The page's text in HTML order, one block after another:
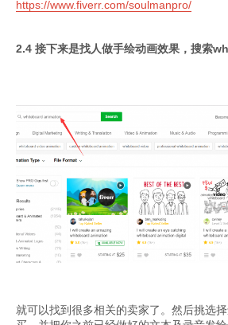
https://www.fiverr.com/soulmanpro/
2.4 接下来是找人做手绘动画效果，搜索
就可以找到很多相关的卖家了。然后挑选